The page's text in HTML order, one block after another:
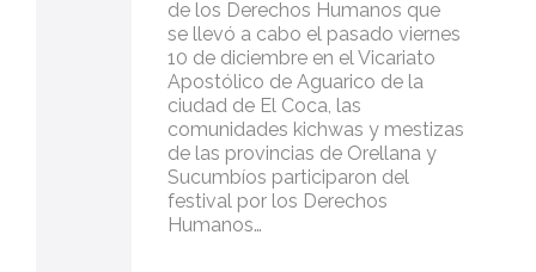
de los Derechos Humanos que
se llevó a cabo el pasado viernes
10 de diciembre en el Vicariato
Apostólico de Aguarico de la
ciudad de El Coca, las
comunidades kichwas y mestizas
de las provincias de Orellana y
Sucumbíos participaron del
festival por los Derechos
Humanos…